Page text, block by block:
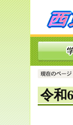
令和